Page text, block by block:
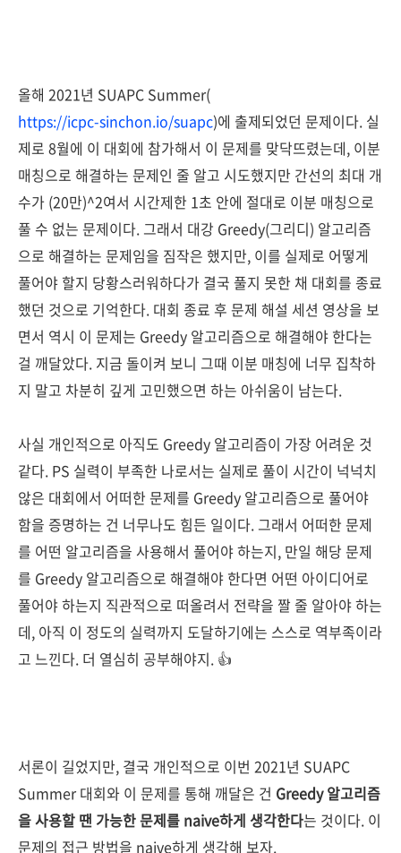
올해 2021년 SUAPC Summer(
https://icpc-sinchon.io/suapc)에 출제되었던 문제이다. 실
제로 8월에 이 대회에 참가해서 이 문제를 맞닥뜨렸는데, 이분
매칭으로 해결하는 문제인 줄 알고 시도했지만 간선의 최대 개
수가 (20만)^2여서 시간제한 1초 안에 절대로 이분 매칭으로
풀 수 없는 문제이다. 그래서 대강 Greedy(그리디) 알고리즘
으로 해결하는 문제임을 짐작은 했지만, 이를 실제로 어떻게
풀어야 할지 당황스러워하다가 결국 풀지 못한 채 대회를 종료
했던 것으로 기억한다. 대회 종료 후 문제 해설 세션 영상을 보
면서 역시 이 문제는 Greedy 알고리즘으로 해결해야 한다는
걸 깨달았다. 지금 돌이켜 보니 그때 이분 매칭에 너무 집착하
지 말고 차분히 깊게 고민했으면 하는 아쉬움이 남는다.
사실 개인적으로 아직도 Greedy 알고리즘이 가장 어려운 것
같다. PS 실력이 부족한 나로서는 실제로 풀이 시간이 넉넉치
않은 대회에서 어떠한 문제를 Greedy 알고리즘으로 풀어야
함을 증명하는 건 너무나도 힘든 일이다. 그래서 어떠한 문제
를 어떤 알고리즘을 사용해서 풀어야 하는지, 만일 해당 문제
를 Greedy 알고리즘으로 해결해야 한다면 어떤 아이디어로
풀어야 하는지 직관적으로 떠올려서 전략을 짤 줄 알아야 하는
데, 아직 이 정도의 실력까지 도달하기에는 스스로 역부족이라
고 느낀다. 더 열심히 공부해야지. 👍
서론이 길었지만, 결국 개인적으로 이번 2021년 SUAPC
Summer 대회와 이 문제를 통해 깨달은 건 Greedy 알고리즘
을 사용할 땐 가능한 문제를 naive하게 생각한다는 것이다. 이
문제의 접근 방법을 naive하게 생각해 보자.